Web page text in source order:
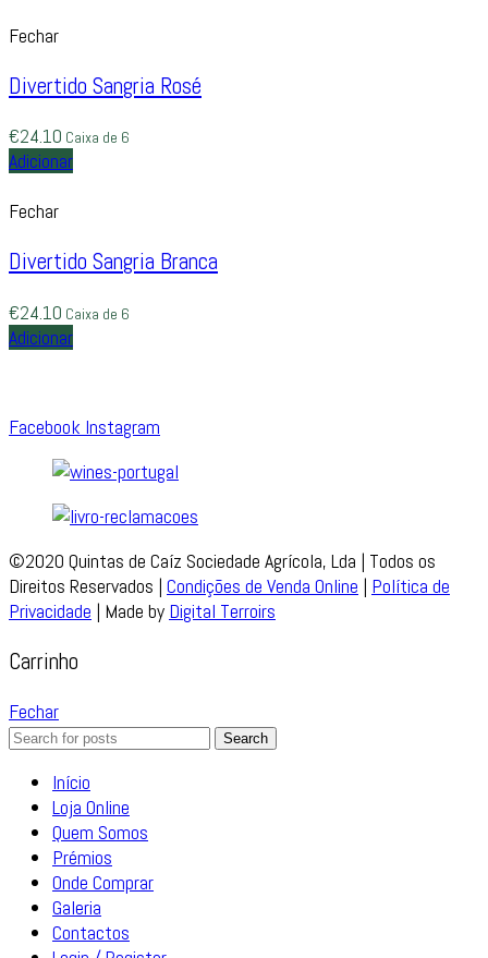
Fechar
Divertido Sangria Rosé
€24.10 Caixa de 6
Adicionar
Fechar
Divertido Sangria Branca
€24.10 Caixa de 6
Adicionar
Facebook Instagram
©2020 Quintas de Caíz Sociedade Agrícola, Lda | Todos os
Direitos Reservados | Condições de Venda Online | Política de
Privacidade | Made by Digital Terroirs
Carrinho
Fechar
Search
Início
Loja Online
Quem Somos
Prémios
Onde Comprar
Galeria
Contactos